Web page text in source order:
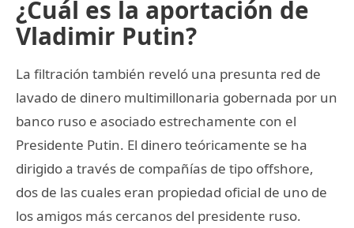
¿Cuál es la aportación de
Vladimir Putin?
La filtración también reveló una presunta red de
lavado de dinero multimillonaria gobernada por un
banco ruso e asociado estrechamente con el
Presidente Putin. El dinero teóricamente se ha
dirigido a través de compañías de tipo offshore,
dos de las cuales eran propiedad oficial de uno de
los amigos más cercanos del presidente ruso.